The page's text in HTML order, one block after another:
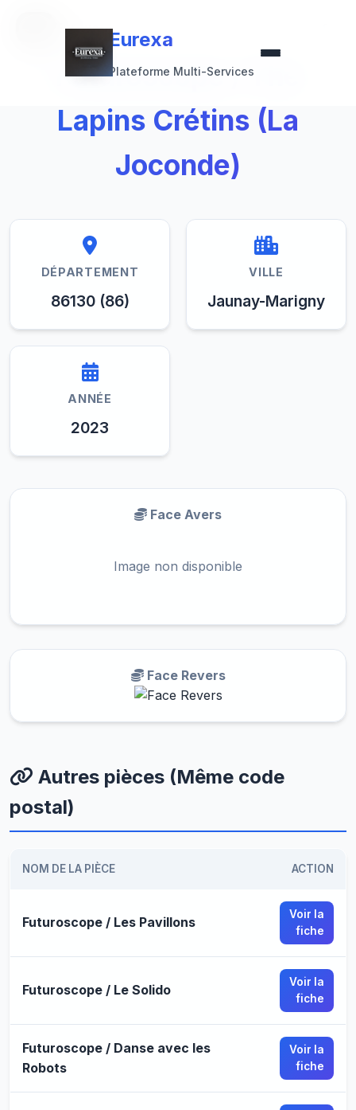
Eurexa
Eurexa
Plateforme Multi-Services
Futuroscope / The
Lapins Crétins (La
Joconde)
DÉPARTEMENT
86130 (86)
VILLE
Jaunay-Marigny
ANNÉE
2023
Face Avers
Image non disponible
Face Revers
Autres pièces (Même code
postal)
NOM DE LA PIÈCE ACTION
Futuroscope / Les Pavillons
Voir la
fiche
Futuroscope / Le Solido
Voir la
fiche
Futuroscope / Danse avec les
Robots
Voir la
fiche